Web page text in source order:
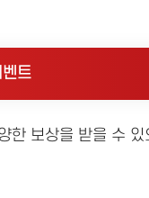
트
한 보상을 받을 수